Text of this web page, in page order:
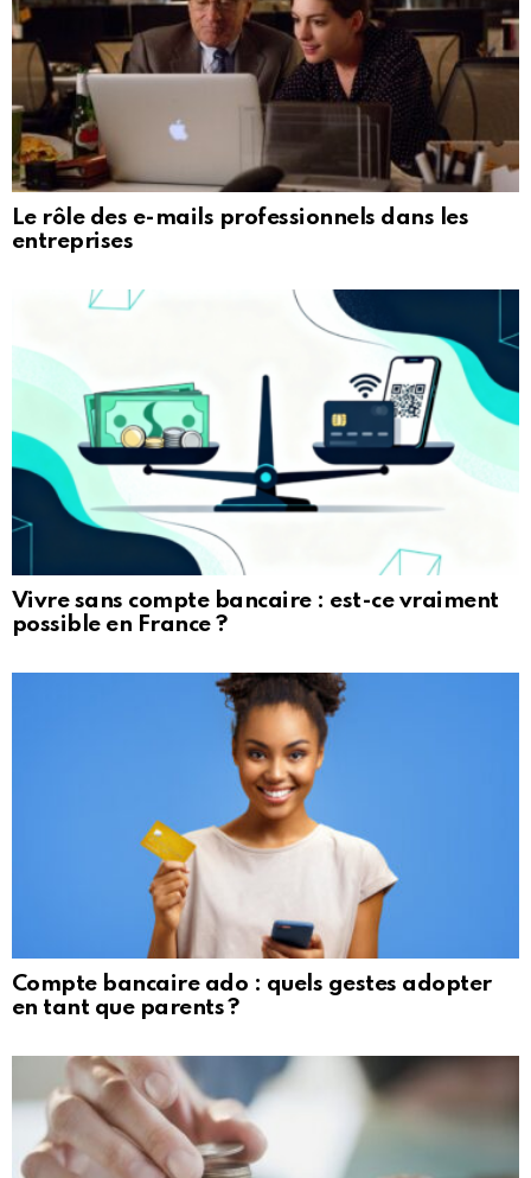
Le rôle des e-mails professionnels dans les
entreprises
Vivre sans compte bancaire : est-ce vraiment
possible en France ?
Compte bancaire ado : quels gestes adopter
en tant que parents ?